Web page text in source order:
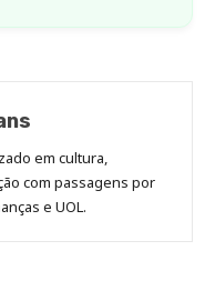
em cultura,
com passagens por
e UOL.